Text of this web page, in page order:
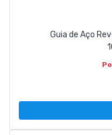
Guia de Aço